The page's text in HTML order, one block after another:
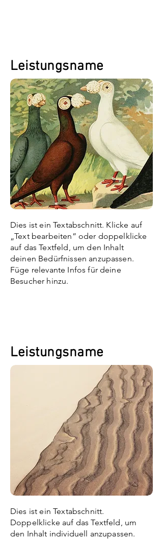
Leistungsname
Dies ist ein Textabschnitt. Klicke auf
„Text bearbeiten” oder doppelklicke
auf das Textfeld, um den Inhalt
deinen Bedürfnissen anzupassen.
Füge relevante Infos für deine
Besucher hinzu.
Leistungsname
Dies ist ein Textabschnitt.
Doppelklicke auf das Textfeld, um
den Inhalt individuell anzupassen.